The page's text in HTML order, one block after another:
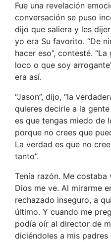
Fue una revelación
conversación se puso
dijo que saliera y les
yo era Su favorito. “De
hacer eso”, contesté.
loco o que soy
era así.
“Jason”, dijo, “la
quieres decirle a la
es que tengas miedo de
porque no crees que
La verdad es que no
tanto”.
Tenía razón. Me
Dios me ve. Al mirarme
rechazado inseguro, a
último. Y cuando me
podía oír al director de
diciéndoles a mis